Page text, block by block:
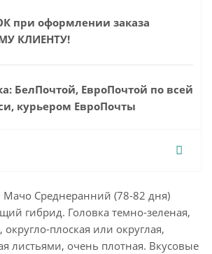
при оформлении заказа
КЛИЕНТУ!
БелПочтой, ЕвроПочтой по всей
курьером ЕвроПочты
Мачо Среднеранний (78-82 дня)
гибрид. Головка темно-зеленая,
округло-плоская или округлая,
листьями, очень плотная. Вкусовые